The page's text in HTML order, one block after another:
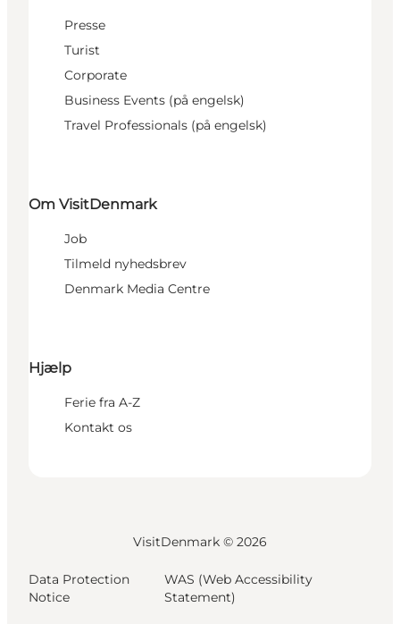
Presse
Turist
Corporate
Business Events (på engelsk)
Travel Professionals (på engelsk)
Om VisitDenmark
Job
Tilmeld nyhedsbrev
Denmark Media Centre
Hjælp
Ferie fra A-Z
Kontakt os
VisitDenmark © 2026
Data Protection
Notice
WAS (Web Accessibility
Statement)